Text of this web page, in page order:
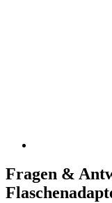
Fragen &